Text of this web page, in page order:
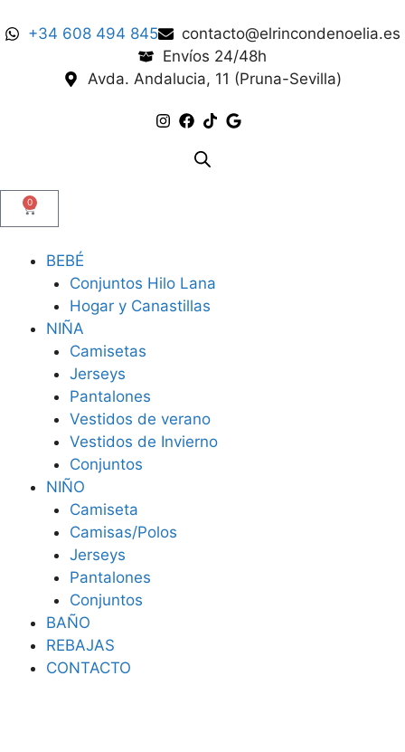
+34 608 494 845
contacto@elrincondenoelia.es
Envíos 24/48h
Avda. Andalucia, 11 (Pruna-Sevilla)
0
BEBÉ
Conjuntos Hilo Lana
Hogar y Canastillas
NIÑA
Camisetas
Jerseys
Pantalones
Vestidos de verano
Vestidos de Invierno
Conjuntos
NIÑO
Camiseta
Camisas/Polos
Jerseys
Pantalones
Conjuntos
BAÑO
REBAJAS
CONTACTO